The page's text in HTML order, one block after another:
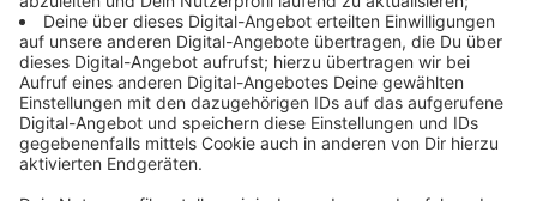
sondern ganz persönliche Geschichten - das ist „Fünf
für"!
Anzeige